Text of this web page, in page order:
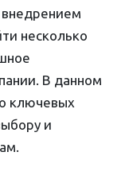
внедрением
несколько
В данном
ключевых
и